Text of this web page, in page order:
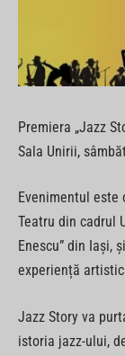
Premiera „Jazz
Sala Unirii,
Evenimentul este
Teatru din cadrul
Enescu” din Iași,
experiență
Jazz Story va
istoria jazz-ului,